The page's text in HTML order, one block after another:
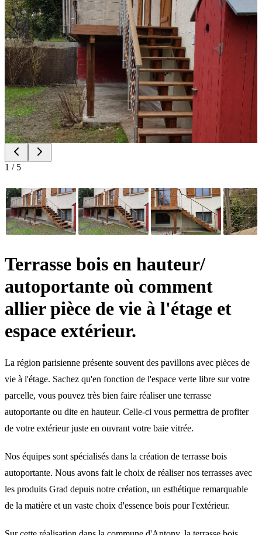
1 / 5
Terrasse bois en hauteur/
autoportante où comment
allier pièce de vie à l'étage et
espace extérieur.
La région parisienne présente souvent des pavillons avec pièces de
vie à l'étage. Sachez qu'en fonction de l'espace verte libre sur votre
parcelle, vous pouvez très bien faire réaliser une terrasse
autoportante ou dite en hauteur. Celle-ci vous permettra de profiter
de votre extérieur juste en ouvrant votre baie vitrée.
Nos équipes sont spécialisés dans la création de terrasse bois
autoportante. Nous avons fait le choix de réaliser nos terrasses avec
les produits Grad depuis notre création, un esthétique remarquable
de la matière et un vaste choix d'essence bois pour l'extérieur.